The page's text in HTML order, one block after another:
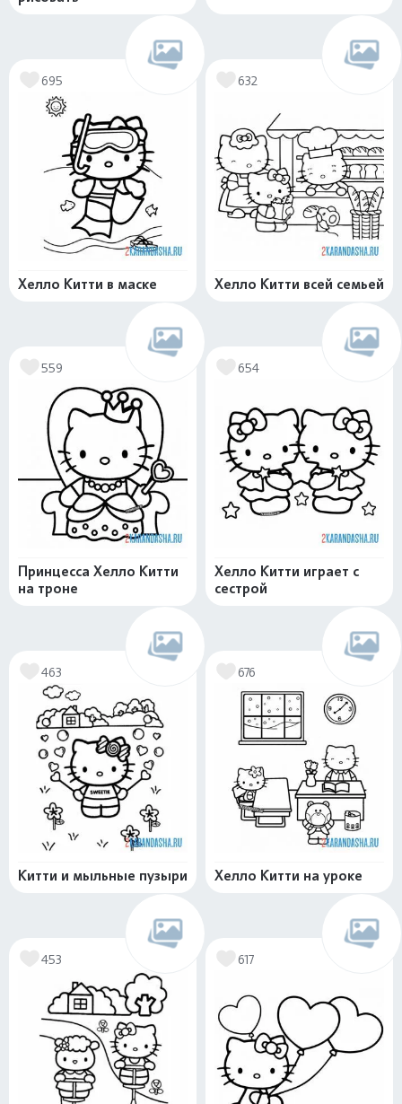
695
Хелло Китти в маске
632
Хелло Китти всей семьей
559
Принцесса Хелло Китти
на троне
654
Хелло Китти играет с
сестрой
463
Китти и мыльные пузыри
676
Хелло Китти на уроке
453 617